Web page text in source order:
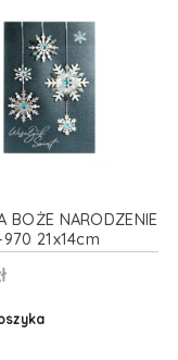
BOŻE NARODZENIE
21x14cm